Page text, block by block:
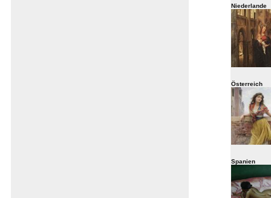
Niederlande
Österreich
Spanien